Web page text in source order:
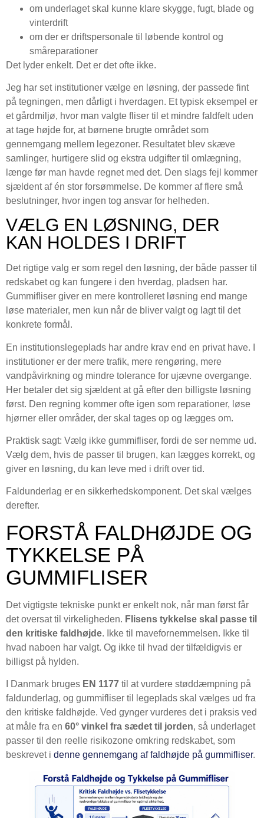
om underlaget skal kunne klare skygge, fugt, blade og
vinterdrift
om der er driftspersonale til løbende kontrol og
småreparationer
Det lyder enkelt. Det er det ofte ikke.
Jeg har set institutioner vælge en løsning, der passede fint
på tegningen, men dårligt i hverdagen. Et typisk eksempel er
et gårdmiljø, hvor man valgte fliser til et mindre faldfelt uden
at tage højde for, at børnene brugte området som
gennemgang mellem legezoner. Resultatet blev skæve
samlinger, hurtigere slid og ekstra udgifter til omlægning,
længe før man havde regnet med det. Den slags fejl kommer
sjældent af én stor forsømmelse. De kommer af flere små
beslutninger, hvor ingen tog ansvar for helheden.
VÆLG EN LØSNING, DER
KAN HOLDES I DRIFT
Det rigtige valg er som regel den løsning, der både passer til
redskabet og kan fungere i den hverdag, pladsen har.
Gummifliser giver en mere kontrolleret løsning end mange
løse materialer, men kun når de bliver valgt og lagt til det
konkrete formål.
En institutionslegeplads har andre krav end en privat have. I
institutioner er der mere trafik, mere rengøring, mere
vandpåvirkning og mindre tolerance for ujævne overgange.
Her betaler det sig sjældent at gå efter den billigste løsning
først. Den regning kommer ofte igen som reparationer, løse
hjørner eller områder, der skal tages op og lægges om.
Praktisk sagt: Vælg ikke gummifliser, fordi de ser nemme ud.
Vælg dem, hvis de passer til brugen, kan lægges korrekt, og
giver en løsning, du kan leve med i drift over tid.
Faldunderlag er en sikkerhedskomponent. Det skal vælges
derefter.
FORSTÅ FALDHØJDE OG
TYKKELSE PÅ
GUMMIFLISER
Det vigtigste tekniske punkt er enkelt nok, når man først får
det oversat til virkeligheden. Flisens tykkelse skal passe til
den kritiske faldhøjde. Ikke til mavefornemmelsen. Ikke til
hvad naboen har valgt. Og ikke til hvad der tilfældigvis er
billigst på hylden.
I Danmark bruges EN 1177 til at vurdere støddæmpning på
faldunderlag, og gummifliser til legeplads skal vælges ud fra
den kritiske faldhøjde. Ved gynger vurderes det i praksis ved
at måle fra en 60° vinkel fra sædet til jorden, så underlaget
passer til den reelle risikozone omkring redskabet, som
beskrevet i denne gennemgang af faldhøjde på gummifliser.